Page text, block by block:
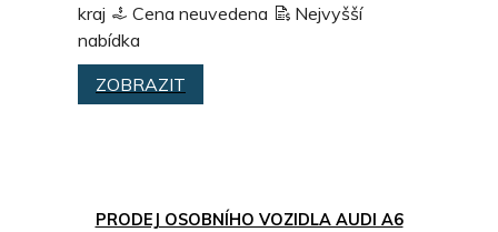
kraj
Cena neuvedena
Nejvyšší
nabídka
ZOBRAZIT
PRODEJ OSOBNÍHO VOZIDLA AUDI A6